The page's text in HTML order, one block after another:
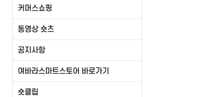
커머스쇼핑
동영상 숏츠
공지사항
여바라스마트스토어 바로가기
숏클립